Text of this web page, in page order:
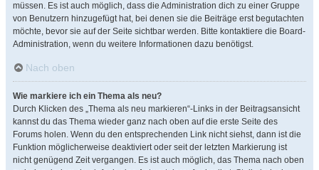
müssen. Es ist auch möglich, dass die Administration dich zu einer Gruppe
von Benutzern hinzugefügt hat, bei denen sie die Beiträge erst begutachten
möchte, bevor sie auf der Seite sichtbar werden. Bitte kontaktiere die Board-
Administration, wenn du weitere Informationen dazu benötigst.
Nach oben
Wie markiere ich ein Thema als neu?
Durch Klicken des „Thema als neu markieren“-Links in der Beitragsansicht
kannst du das Thema wieder ganz nach oben auf die erste Seite des
Forums holen. Wenn du den entsprechenden Link nicht siehst, dann ist die
Funktion möglicherweise deaktiviert oder seit der letzten Markierung ist
nicht genügend Zeit vergangen. Es ist auch möglich, das Thema nach oben